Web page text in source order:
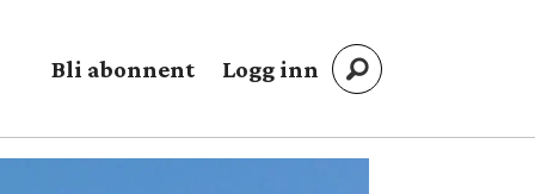
Bli abonnent Logg inn